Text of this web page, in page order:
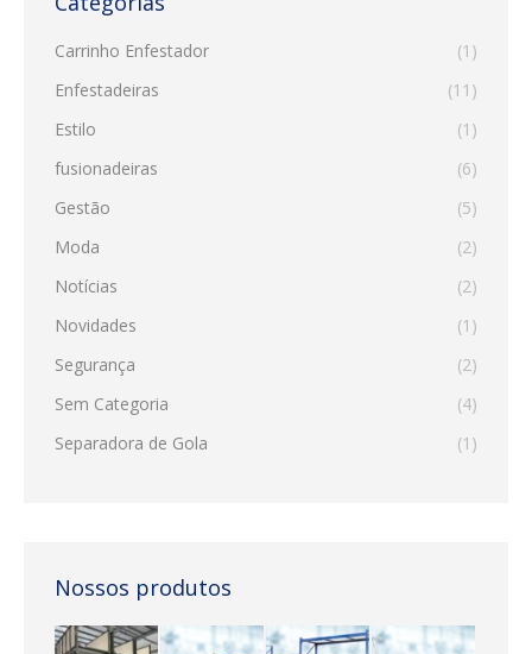
Carrinho Enfestador
(1)
Enfestadeiras
(11)
Estilo
(1)
fusionadeiras
(6)
Gestão
(5)
Moda
(2)
Notícias
(2)
Novidades
(1)
Segurança
(2)
Sem Categoria
(4)
Separadora de Gola
(1)
Nossos produtos